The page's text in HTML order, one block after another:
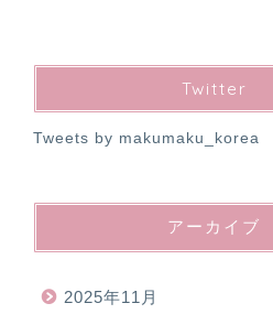
Twitter
Tweets by makumaku_korea
アーカイブ
2025年11月